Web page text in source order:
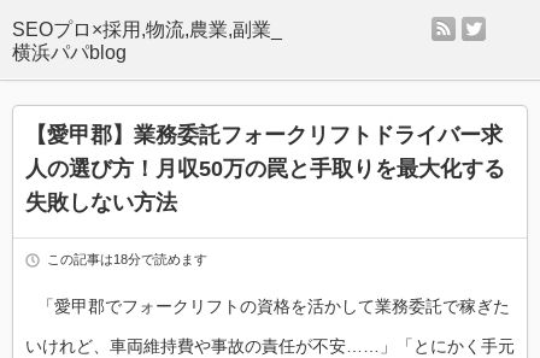
SEOプロ×採用,物流,農業,副業_
横浜パパblog
rss
【愛甲郡】業務委託フォークリフトドライバー求
人の選び方！月収50万の罠と手取りを最大化する
失敗しない方法
この記事は18分で読めます
「愛甲郡でフォークリフトの資格を活かして業務委託で稼ぎた
いけれど、車両維持費や事故の責任が不安……」「とにかく手元